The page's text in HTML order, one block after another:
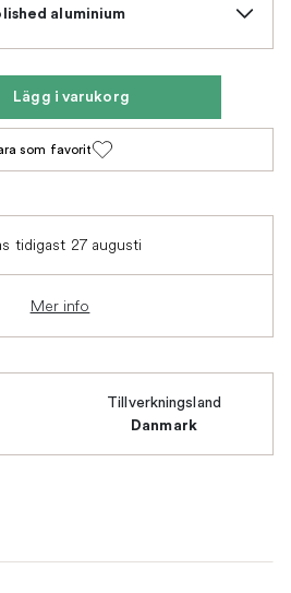
aluminium
Lägg i varukorg
som favorit
tidigast 27 augusti
Mer info
Tillverkningsland
Danmark